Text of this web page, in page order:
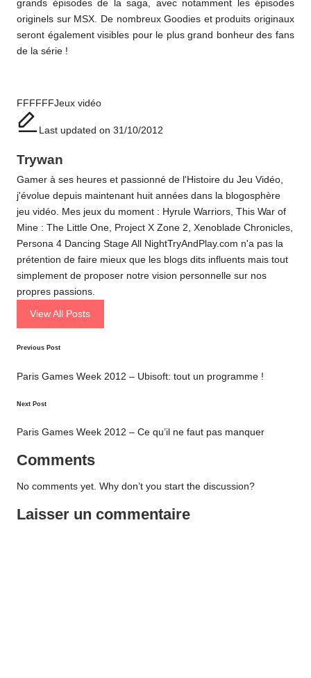
grands épisodes de la saga, avec notamment les épisodes
originels sur MSX. De nombreux Goodies et produits originaux
seront également visibles pour le plus grand bonheur des fans
de la série !
Tags:
FFFFFFJeux vidéo
Last updated on 31/10/2012
Trywan
Gamer à ses heures et passionné de l'Histoire du Jeu Vidéo,
j'évolue depuis maintenant huit années dans la blogosphère
jeu vidéo. Mes jeux du moment : Hyrule Warriors, This War of
Mine : The Little One, Project X Zone 2, Xenoblade Chronicles,
Persona 4 Dancing Stage All NightTryAndPlay.com n'a pas la
prétention de faire mieux que les blogs dits influents mais tout
simplement de proposer notre vision personnelle sur nos
propres passions.
View All Posts
Post
navigation
Previous Post
Paris Games Week 2012 – Ubisoft: tout un programme !
Next Post
Paris Games Week 2012 – Ce qu’il ne faut pas manquer
Comments
No comments yet. Why don’t you start the discussion?
Laisser un commentaire